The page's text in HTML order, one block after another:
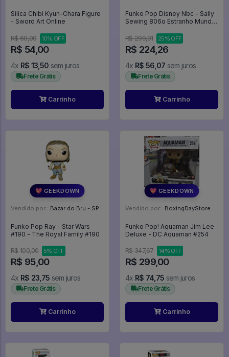
Silica Chibi Kyun-Chara Figure
- Sword Art Online
R$ 60,00 10% OFF
R$ 54,00
4x R$ 13,50 sem juros
Frete Grátis
Carrinho
Funko Pop Disney Nbc - Sally
Sewing 806o Estranho Mundo
#806
R$ 299,01 25% OFF
R$ 224,26
4x R$ 56,07 sem juros
Frete Grátis
Carrinho
💖 GEEKDOWN
Vendido por: Bazar do Bru - SP
Funko Pop Ray - Star Wars
#190 - The Royal Family #190
R$ 100,00 5% OFF
R$ 95,00
4x R$ 23,75 sem juros
Frete Grátis
Carrinho
💖 GEEKDOWN
Vendido por: BoxingDayStore - GO
Funko Pop! Aquaman Jim Lee
Deluxe - DC Aquaman #254
R$ 347,67 14% OFF
R$ 299,00
4x R$ 74,75 sem juros
Frete Grátis
Carrinho